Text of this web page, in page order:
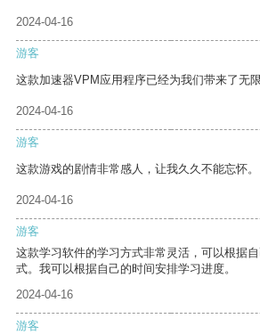
2024-04-16
游客
这款加速器VPM应用程序已经为我们带来了无限
2024-04-16
游客
这款游戏的剧情非常感人，让我久久不能忘怀。
2024-04-16
游客
这款学习软件的学习方式非常灵活，可以根据
式。我可以根据自己的时间安排学习进度。
2024-04-16
游客